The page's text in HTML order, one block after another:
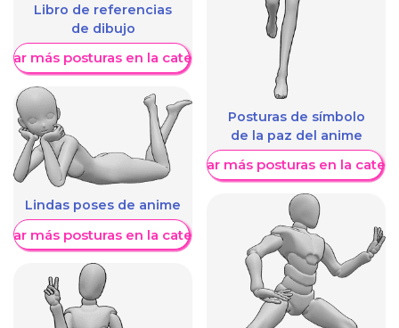
Libro de referencias
de dibujo
más posturas en la categoría
Lindas poses de anime
más posturas en la categoría
Posturas de símbolo
de la paz del anime
Mostrar más posturas en la